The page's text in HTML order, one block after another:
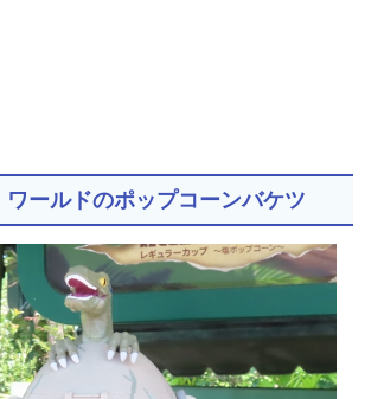
ワールドのポップコーンバケツ